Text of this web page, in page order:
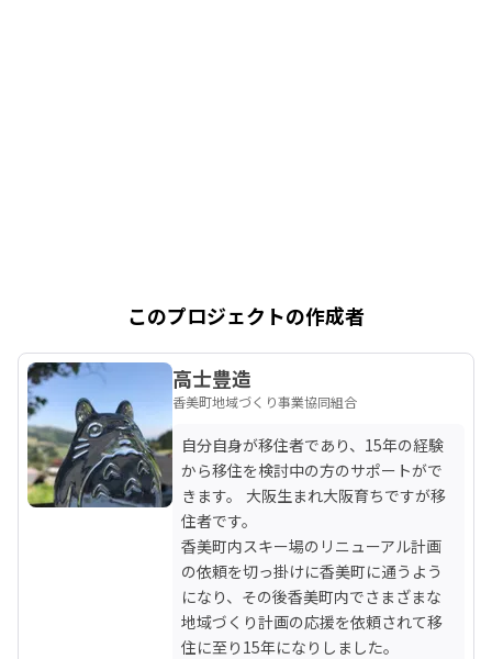
このプロジェクトの作成者
高士豊造
香美町地域づくり事業協同組合
自分自身が移住者であり、15年の経験
から移住を検討中の方のサポートがで
きます。 大阪生まれ大阪育ちですが移
住者です。
香美町内スキー場のリニューアル計画
の依頼を切っ掛けに香美町に通うよう
になり、その後香美町内でさまざまな
地域づくり計画の応援を依頼されて移
住に至り15年になりしました。